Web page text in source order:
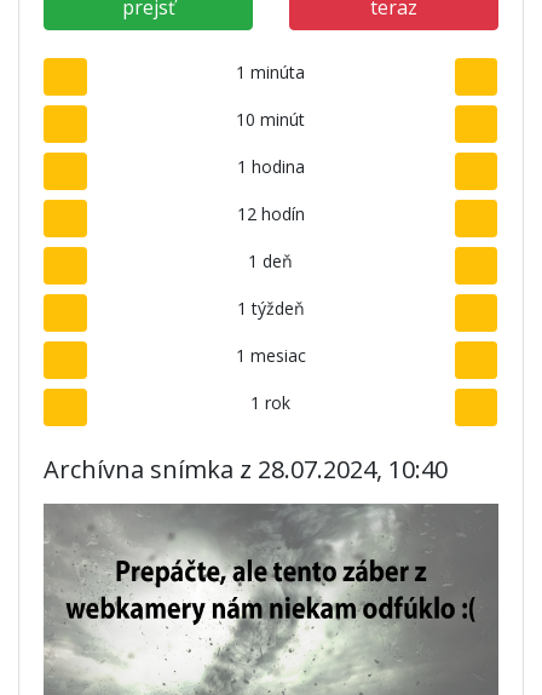
prejsť teraz
1 minúta
10 minút
1 hodina
12 hodín
1 deň
1 týždeň
1 mesiac
1 rok
Archívna snímka z 28.07.2024, 10:40